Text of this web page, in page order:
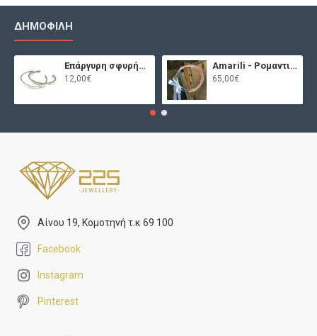
ΔΗΜΟΦΙΛΉ
Επάργυρη σφυρήλατη χειροπέδα
12,00€
Amarili - Ρομαντικά στέφανα γάμου
65,00€
Αίνου 19, Κομοτηνή τ.κ 69 100
Facebook
Instagram
Pinterest